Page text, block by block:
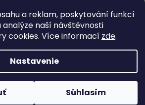
a reklam, poskytování funkcí
naší návštěvnosti
cookies. Více informací zde.
Nastavenie
Súhlasím
a skrutky, je uchytenie
do steny, príp. spojenie
k sebe. Tieto kroky výrazne
a rýchla montáž
regálu je veľmi jednoduchá a
každý. Jednotlivé diely